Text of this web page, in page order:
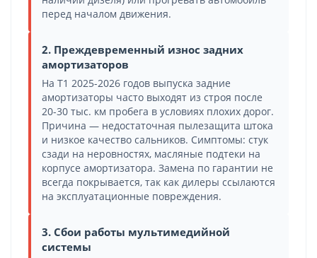
перед началом движения.
2. Преждевременный износ задних
амортизаторов
На T1 2025-2026 годов выпуска задние
амортизаторы часто выходят из строя после
20-30 тыс. км пробега в условиях плохих дорог.
Причина — недостаточная пылезащита штока
и низкое качество сальников. Симптомы: стук
сзади на неровностях, масляные подтеки на
корпусе амортизатора. Замена по гарантии не
всегда покрывается, так как дилеры ссылаются
на эксплуатационные повреждения.
3. Сбои работы мультимедийной
системы